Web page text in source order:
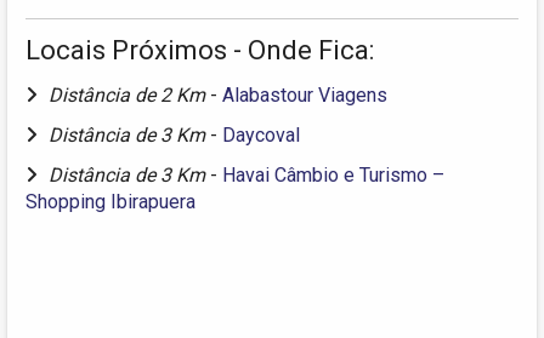
Locais Próximos - Onde Fica:
Distância de 2 Km - Alabastour Viagens
Distância de 3 Km - Daycoval
Distância de 3 Km - Havai Câmbio e Turismo –
Shopping Ibirapuera